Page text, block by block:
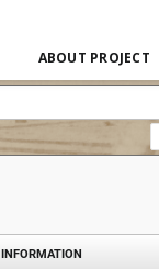
ABOUT PROJECT
INFORMATION